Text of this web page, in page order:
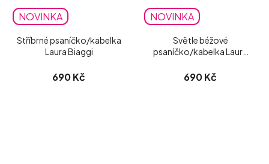
NOVINKA
Stříbrné psaníčko/kabelka
Laura Biaggi
690 Kč
NOVINKA
Světle béžové
psaníčko/kabelka Laura
690 Kč